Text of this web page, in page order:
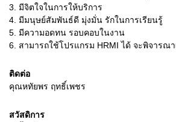
3. มีจิตใจในการให้บริการ
4. มีมนุษย์สัมพันธ์ดี มุ่งมั่น รักในการเรียนรู้
5. มีความอดทน รอบคอบในงาน
6. สามารถใช้โปรแกรม HRMI ได้ จะพิจารณ
ติดต่อ
คุณหทัยพร ฤทธิ์เพชร
สวัสดิการ